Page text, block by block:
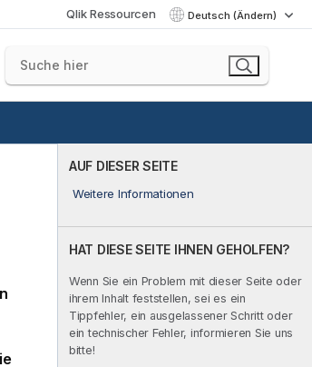
Qlik Ressourcen Deutsch (Ändern)
AUF DIESER SEITE
Weitere Informationen
HAT DIESE SEITE IHNEN GEHOLFEN?
Wenn Sie ein Problem mit dieser Seite oder
ihrem Inhalt feststellen, sei es ein
Tippfehler, ein ausgelassener Schritt oder
ein technischer Fehler, informieren Sie uns
bitte!